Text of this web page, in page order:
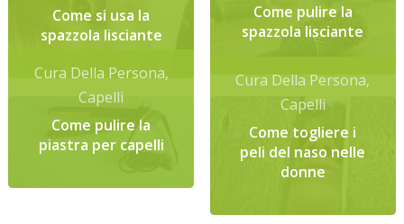
Come si usa la
spazzola lisciante
Come pulire la
spazzola lisciante
Cura Della Persona,
Capelli
Come pulire la
piastra per capelli
Cura Della Persona,
Capelli
Come togliere i
peli del naso nelle
donne